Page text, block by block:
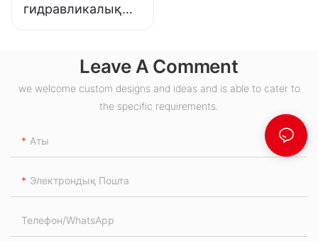
гидравликалық
қозғалтқышының
Leave A Comment
we welcome custom designs and ideas and is able to cater to
the specific requirements.
Аты
Электрондық Пошта
Телефон/whatsApp